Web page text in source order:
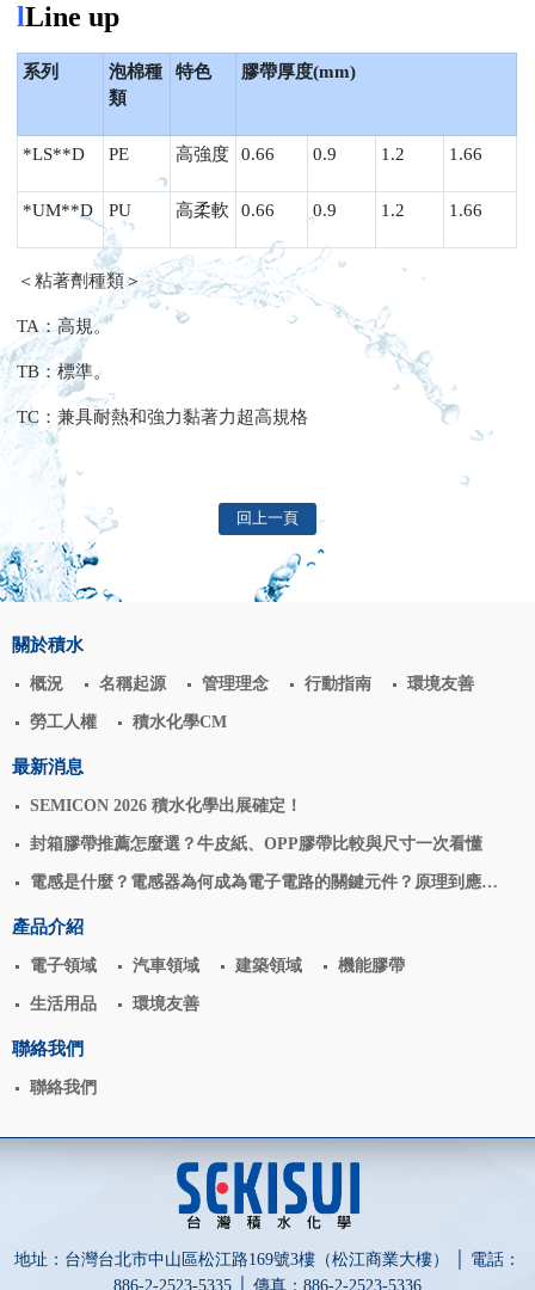
lLine up
系列
泡棉種
類
特色 膠帶厚度(mm)
*LS**D PE 高強度 0.66 0.9 1.2 1.66
*UM**D PU 高柔軟 0.66 0.9 1.2 1.66
＜粘著劑種類＞
TA：高規。
TB：標準。
TC：兼具耐熱和強力黏著力超高規格
回上一頁
關於積水
概況 名稱起源 管理理念 行動指南 環境友善
勞工人權 積水化學CM
最新消息
SEMICON 2026 積水化學出展確定！
封箱膠帶推薦怎麼選？牛皮紙、OPP膠帶比較與尺寸一次看懂
電感是什麼？電感器為何成為電子電路的關鍵元件？原理到應用
產品介紹
電子領域 汽車領域 建築領域 機能膠帶
生活用品 環境友善
聯絡我們
聯絡我們
地址：台灣台北市中山區松江路169號3樓（松江商業大樓） │ 電話：
886-2-2523-5335 │ 傳真：886-2-2523-5336